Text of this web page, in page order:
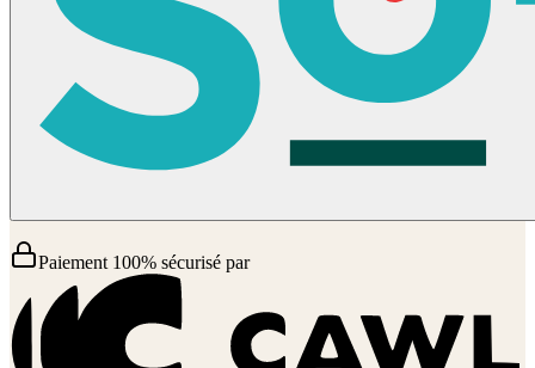
Paiement 100% sécurisé par